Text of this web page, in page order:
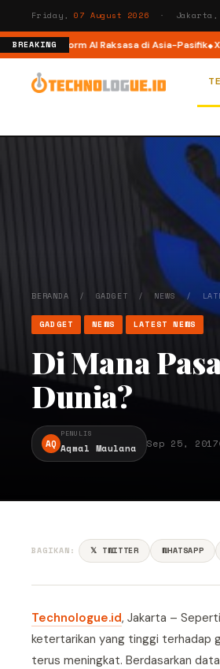
Friday,07 August 2026 · Jakarta,
BREAKING
Platform AI Raksasa di Asia-Pasifik Xiaomi
BERANDA / GADGET / NEWS/
GADGET NEWS LATEST NEWS
Di Mana
Dunia?
AQ
PENULIS
Aqmal Maulana Sep 25, 2017
BAGIKAN: 𝕏 TWITTER WHATSAPP
Technologue.id, Jakarta –
ketertarikan yang tinggi terhadap
terus meningkat. Berdasarkan